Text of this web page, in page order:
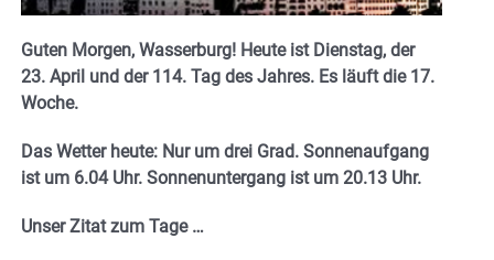
Guten Morgen, Wasserburg! Heute ist Dienstag, der
23. April und der 114. Tag des Jahres. Es läuft die 17.
Woche.
Das Wetter heute: Nur um drei Grad. Sonnenaufgang
ist um 6.04 Uhr. Sonnenuntergang ist um 20.13 Uhr.
Unser Zitat zum Tage …